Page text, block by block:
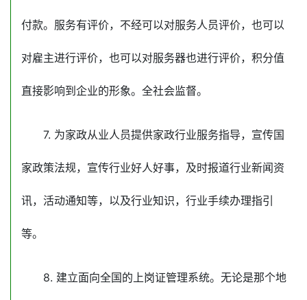
付款。服务有评价，不经可以对服务人员评价，也可以
对雇主进行评价，也可以对服务器也进行评价，积分值
直接影响到企业的形象。全社会监督。
7. 为家政从业人员提供家政行业服务指导，宣传国
家政策法规，宣传行业好人好事，及时报道行业新闻资
讯，活动通知等，以及行业知识，行业手续办理指引
等。
8. 建立面向全国的上岗证管理系统。无论是那个地